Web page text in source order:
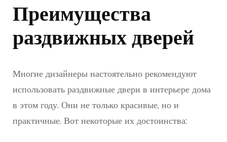
Преимущества
раздвижных дверей
Многие дизайнеры настоятельно рекомендуют
использовать раздвижные двери в интерьере дома
в этом году. Они не только красивые, но и
практичные. Вот некоторые их достоинства: